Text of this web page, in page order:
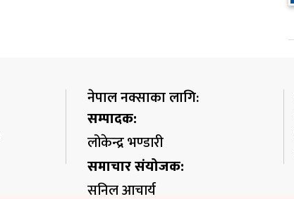
नेपाल नक्साका लागि:
सम्पादक:
लोकेन्द्र भण्डारी
समाचार संयोजक:
सुनिल आचार्य